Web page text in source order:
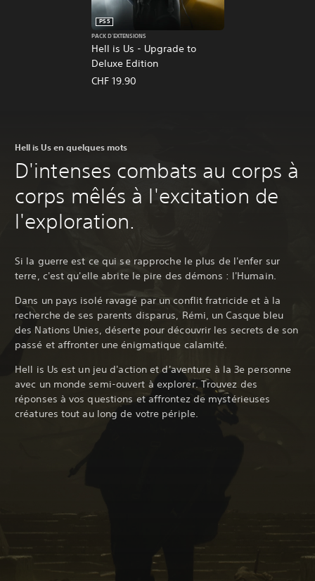
Hell is Us - Upgrade to
Deluxe Edition
PS5
PACK D'EXTENSIONS
CHF 19.90
Hell is Us en quelques mots
D'intenses combats au corps à
corps mêlés à l'excitation de
l'exploration.
Si la guerre est ce qui se rapproche le plus de l'enfer sur
terre, c'est qu'elle abrite le pire des démons : l'Humain.
Dans un pays isolé ravagé par un conflit fratricide et à la
recherche de ses parents disparus, Rémi, un Casque bleu
des Nations Unies, déserte pour découvrir les secrets de son
passé et affronter une énigmatique calamité.
Hell is Us est un jeu d'action et d'aventure à la 3e personne
avec un monde semi-ouvert à explorer. Trouvez des
réponses à vos questions et affrontez de mystérieuses
créatures tout au long de votre périple.